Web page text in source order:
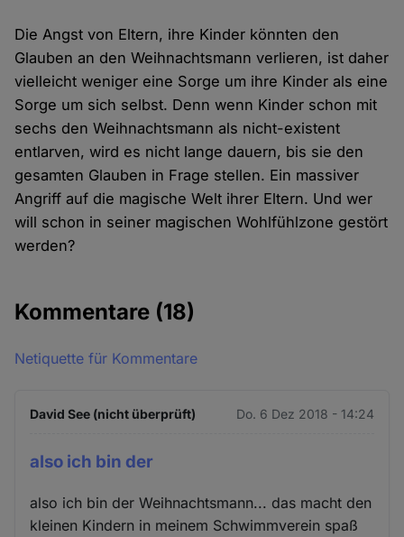
Die Angst von Eltern, ihre Kinder könnten den
Glauben an den Weihnachtsmann verlieren, ist daher
vielleicht weniger eine Sorge um ihre Kinder als eine
Sorge um sich selbst. Denn wenn Kinder schon mit
sechs den Weihnachtsmann als nicht-existent
entlarven, wird es nicht lange dauern, bis sie den
gesamten Glauben in Frage stellen. Ein massiver
Angriff auf die magische Welt ihrer Eltern. Und wer
will schon in seiner magischen Wohlfühlzone gestört
werden?
Kommentare (18)
Netiquette für Kommentare
David See (nicht überprüft) Do. 6 Dez 2018 - 14:24
also ich bin der
also ich bin der Weihnachtsmann... das macht den
kleinen Kindern in meinem Schwimmverein spaß